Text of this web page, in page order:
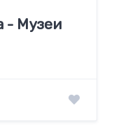
- Музеи